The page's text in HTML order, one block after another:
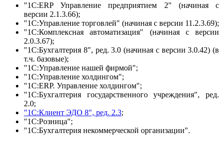
"1С:ERP Управление предприятием 2" (начиная с
версии 2.1.3.66);
"1С:Управление торговлей" (начиная с версии 11.2.3.69);
"1С:Комплексная автоматизация" (начиная с версии
2.0.3.67);
"1С:Бухгалтерия 8", ред. 3.0 (начиная с версии 3.0.42) (в
т.ч. базовые);
"1C:Управление нашей фирмой";
"1C:Управление холдингом";
"1С:ERP. Управление холдингом";
"1С:Бухгалтерия государственного учреждения", ред.
2.0;
"1С:Клиент ЭДО 8", ред. 2.3;
"1С:Розница";
"1С:Бухгалтерия некоммерческой организации".